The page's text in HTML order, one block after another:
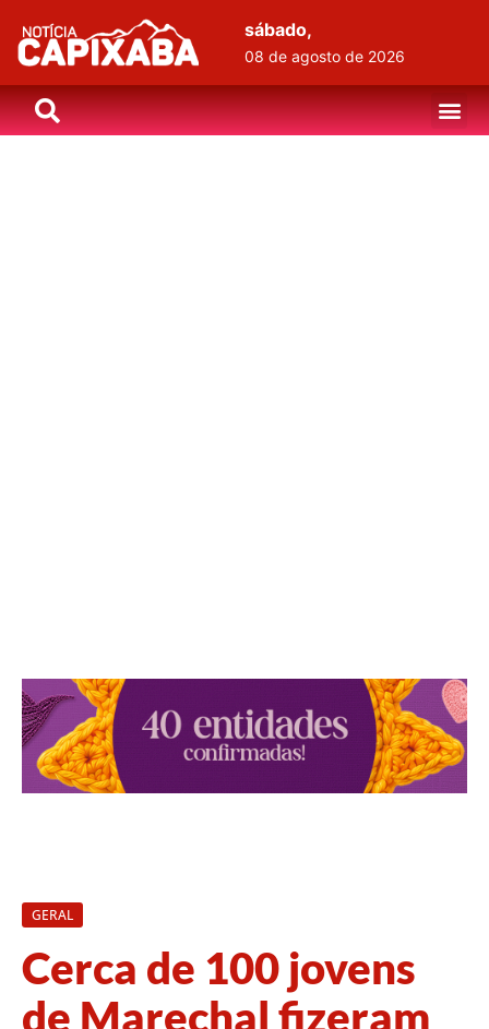
sábado,
08 de agosto de 2026
GERAL
Cerca de 100 jovens
de Marechal fizeram